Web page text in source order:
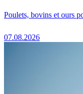
Poulets, bovins et ours
07.08.2026